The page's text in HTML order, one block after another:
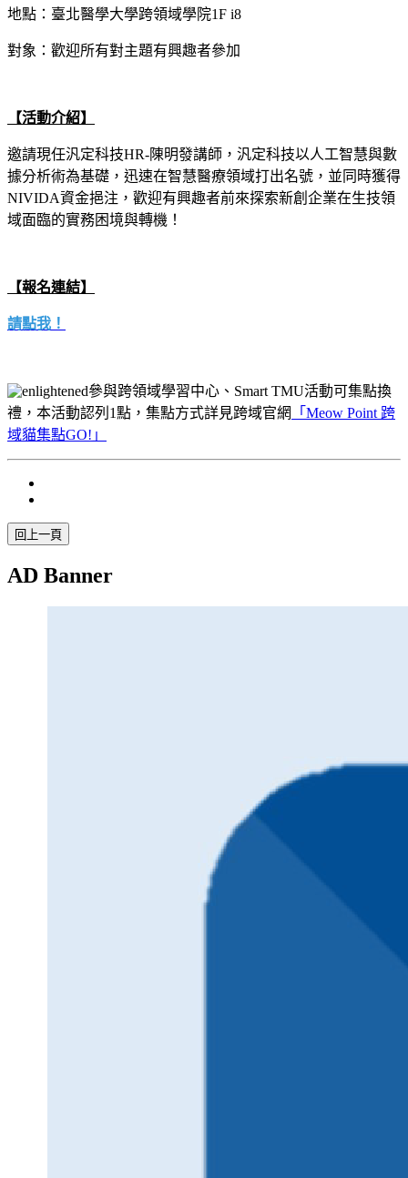
地點：臺北醫學大學跨領域學院1F i8
對象：歡迎所有對主題有興趣者參加
【活動介紹】
邀請現任汎定科技HR-陳明發講師，汎定科技以人工智慧與數
據分析術為基礎，迅速在智慧醫療領域打出名號，並同時獲得
NIVIDA資金挹注，歡迎有興趣者前來探索新創企業在生技領
域面臨的實務困境與轉機！
【報名連結】
請點我！
參與跨領域學習中心、Smart TMU活動可集點換
禮，本活動認列1點，集點方式詳見跨域官網
「 Meow Point 跨
域貓集點GO!」
AD Banner